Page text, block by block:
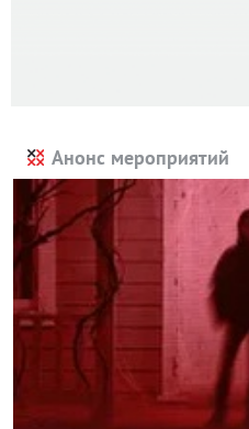
Анонс мероприятий